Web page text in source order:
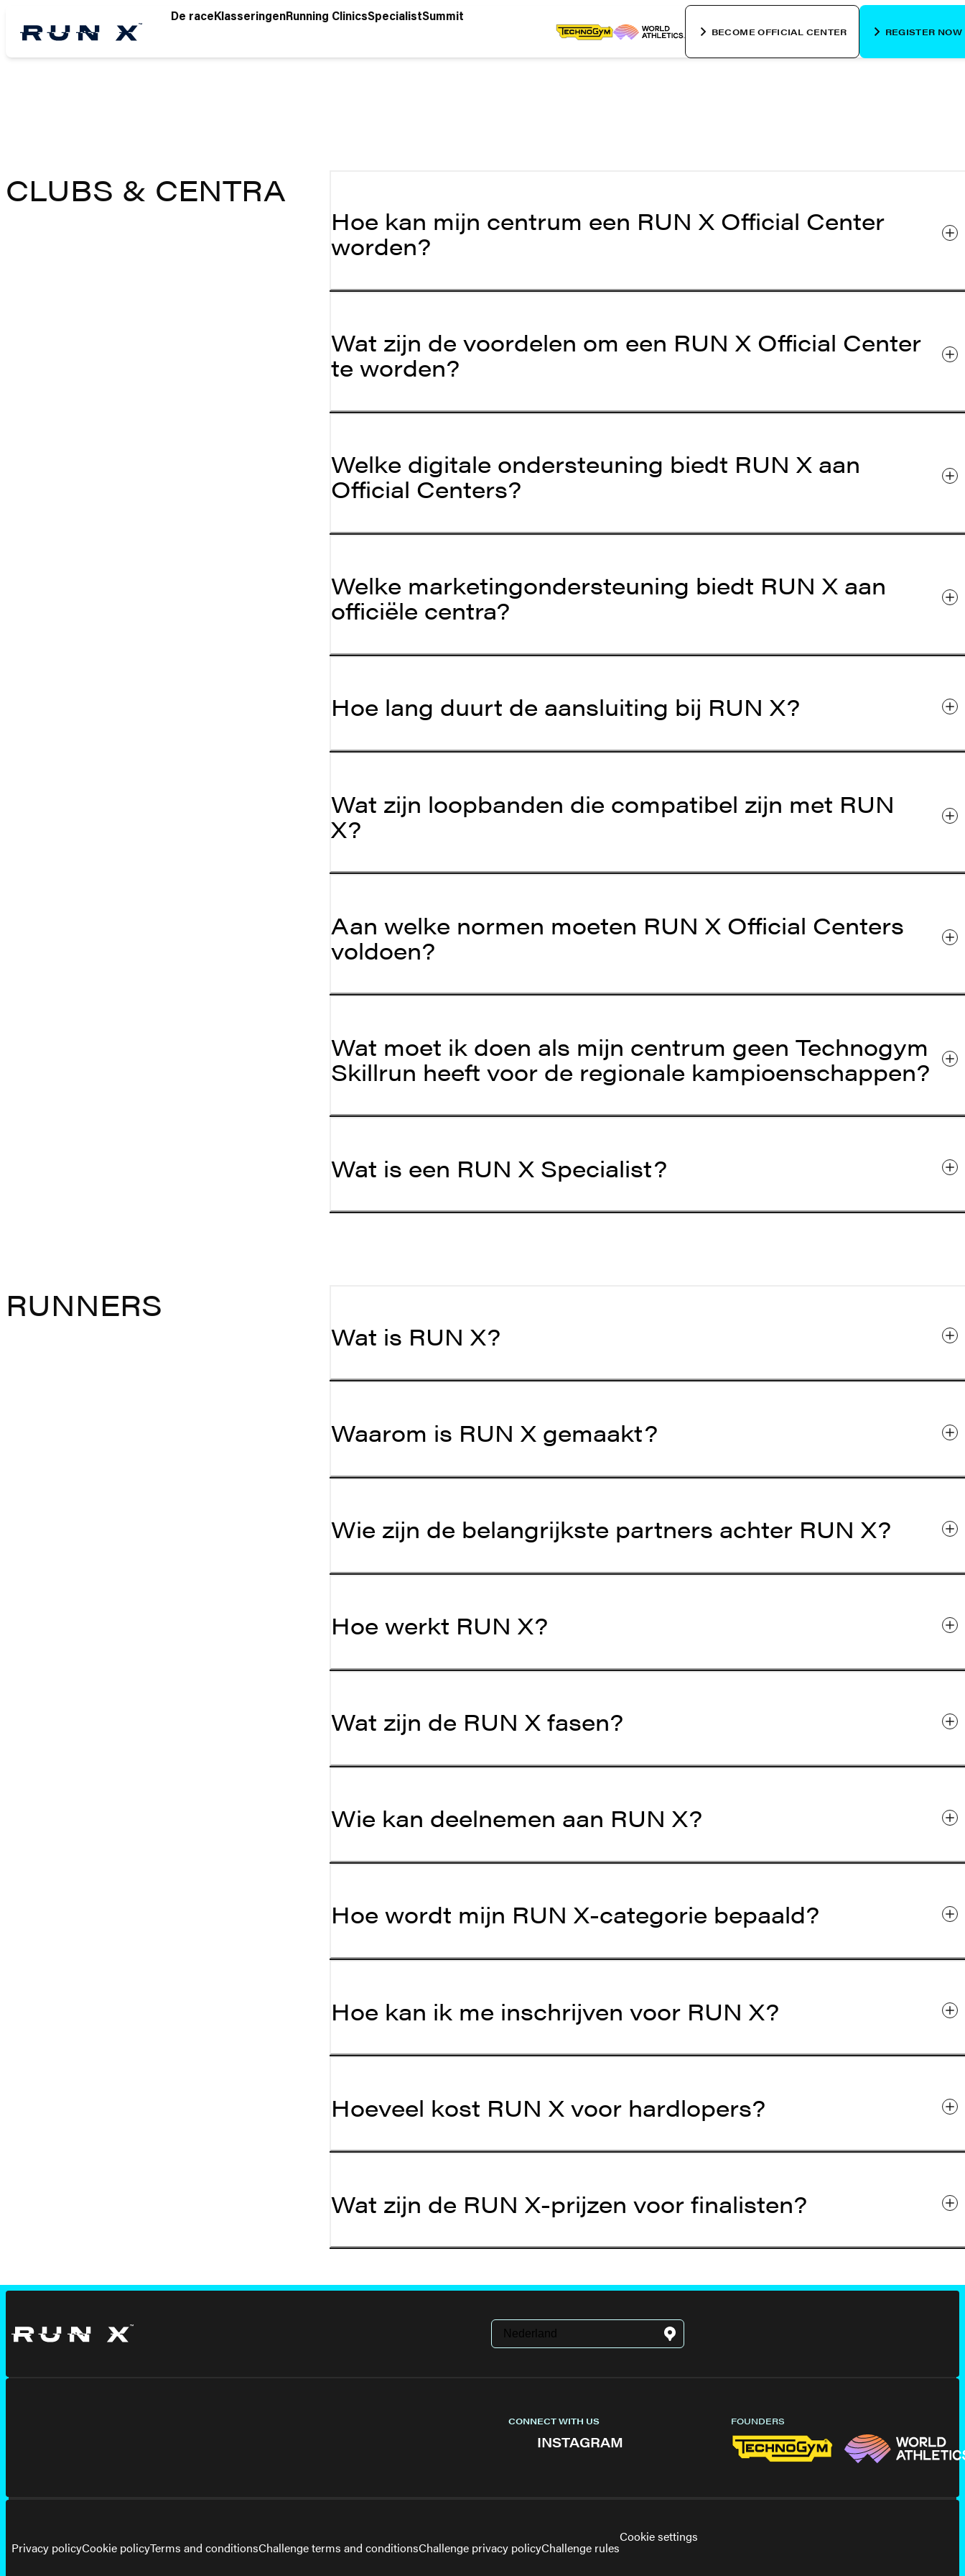
Content
De race KlasseringenRunning ClinicsSpecialistSummit
BECOME OFFICIAL CENTER REGISTER NOW
CLUBS & CENTRA
Hoe kan mijn centrum een RUN X Official Center
worden?
Wat zijn de voordelen om een RUN X Official Center
te worden?
Welke digitale ondersteuning biedt RUN X aan
Official Centers?
Welke marketingondersteuning biedt RUN X aan
officiële centra?
Hoe lang duurt de aansluiting bij RUN X?
Wat zijn loopbanden die compatibel zijn met RUN
X?
Aan welke normen moeten RUN X Official Centers
voldoen?
Wat moet ik doen als mijn centrum geen Technogym
Skillrun heeft voor de regionale kampioenschappen?
Wat is een RUN X Specialist?
RUNNERS
Wat is RUN X?
Waarom is RUN X gemaakt?
Wie zijn de belangrijkste partners achter RUN X?
Hoe werkt RUN X?
Wat zijn de RUN X fasen?
Wie kan deelnemen aan RUN X?
Hoe wordt mijn RUN X-categorie bepaald?
Hoe kan ik me inschrijven voor RUN X?
Hoeveel kost RUN X voor hardlopers?
Wat zijn de RUN X-prijzen voor finalisten?
CONNECT WITH US
INSTAGRAM
FOUNDERS
Privacy policyCookie policyTerms and conditionsChallenge terms and conditionsChallenge privacy policyChallenge rules
Cookie settings